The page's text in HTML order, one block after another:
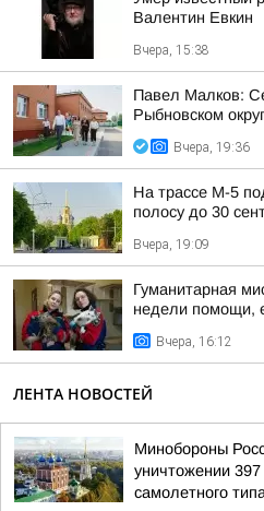
Валентин Евкин
Вчера, 15:38
Павел Малков:
Рыбновском
Вчера, 19:36
На трассе М-5
полосу до 30
Вчера, 19:09
Гуманитарная
недели помощи,
Вчера, 16:12
ЛЕНТА НОВОСТЕЙ
Минобороны
уничтожении 397
самолетного типа